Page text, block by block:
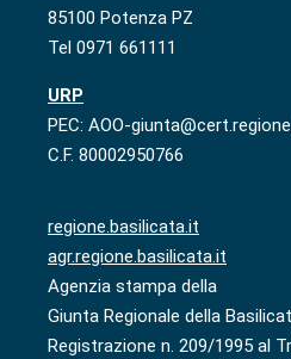
85100 Potenza PZ
Tel 0971 661111
URP
PEC: AOO-
C.F. 80002950766
regione.basilicata.it
agr.regione.basilicata.it
Agenzia stampa della
Giunta Regionale della
Registrazione n. 209/1995 al